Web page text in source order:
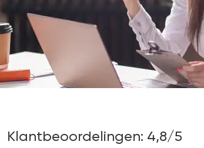
Klantbeoordelingen: 4,8/5